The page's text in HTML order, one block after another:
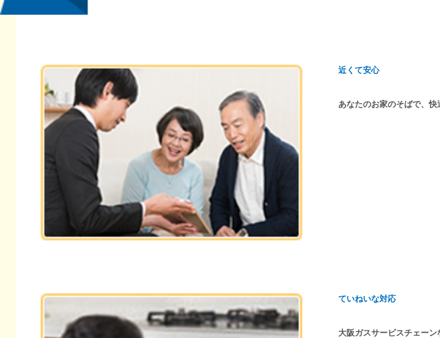
近くて安心
あなたのお家のそばで、快
ていねいな対応
大阪ガスサービスチェーン